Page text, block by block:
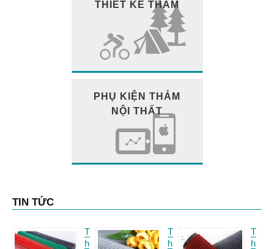
THIẾT KẾ THẢM
PHỤ KIỆN THẢM
NỘI THẤT
TIN TỨC
T
h
T
h
T
h